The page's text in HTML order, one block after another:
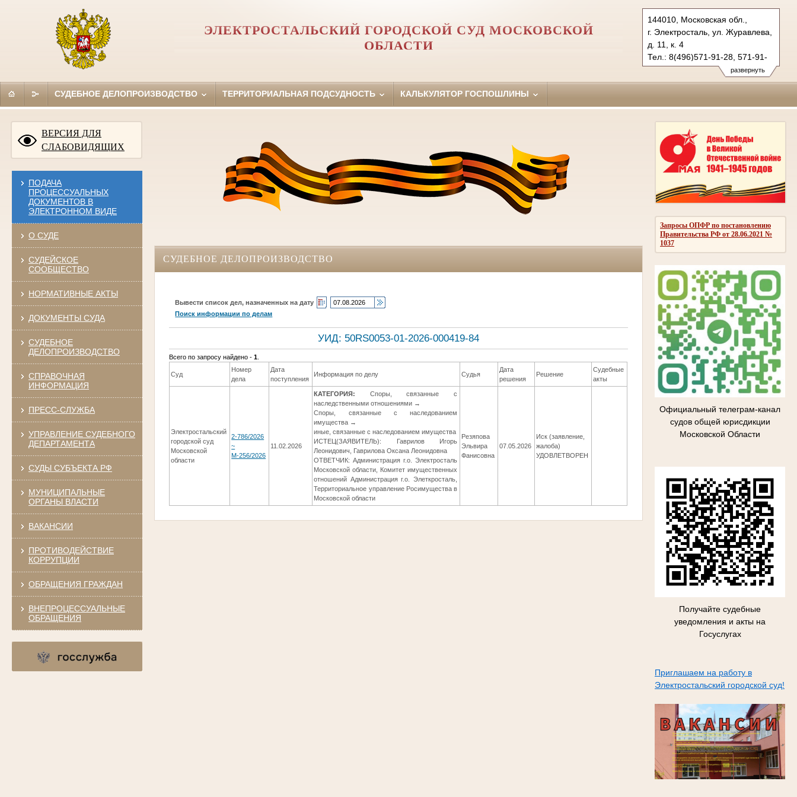
развернуть
144010, Московская обл.,
г. Электросталь, ул. Журавлева,
д. 11, к. 4
Тел.: 8(496)571-91-28, 571-91-
20 (ф.)
elektrostal.mo@sudrf.ru
ЭЛЕКТРОСТАЛЬСКИЙ ГОРОДСКОЙ СУД МОСКОВСКОЙ
ОБЛАСТИ
СУДЕБНОЕ ДЕЛОПРОИЗВОДСТВО ТЕРРИТОРИАЛЬНАЯ ПОДСУДНОСТЬ КАЛЬКУЛЯТОР ГОСПОШЛИНЫ
ВЕРСИЯ ДЛЯ
СЛАБОВИДЯЩИХ
ПОДАЧА
ПРОЦЕССУАЛЬНЫХ
ДОКУМЕНТОВ В
ЭЛЕКТРОННОМ ВИДЕ
О СУДЕ
СУДЕЙСКОЕ
СООБЩЕСТВО
НОРМАТИВНЫЕ АКТЫ
ДОКУМЕНТЫ СУДА
СУДЕБНОЕ
ДЕЛОПРОИЗВОДСТВО
СПРАВОЧНАЯ
ИНФОРМАЦИЯ
ПРЕСС-СЛУЖБА
УПРАВЛЕНИЕ СУДЕБНОГО
ДЕПАРТАМЕНТА
СУДЫ СУБЪЕКТА РФ
МУНИЦИПАЛЬНЫЕ
ОРГАНЫ ВЛАСТИ
ВАКАНСИИ
ПРОТИВОДЕЙСТВИЕ
КОРРУПЦИИ
ОБРАЩЕНИЯ ГРАЖДАН
ВНЕПРОЦЕССУАЛЬНЫЕ
ОБРАЩЕНИЯ
Запросы ОПФР по постановлению
Правительства РФ от 28.06.2021 №
1037
Официальный телеграм-канал
судов общей юрисдикции
Московской Области
Получайте судебные
уведомления и акты на
Госуслугах
Приглашаем на работу в
Электростальский городской суд!
СУДЕБНОЕ ДЕЛОПРОИЗВОДСТВО
Вывести список дел, назначенных на дату
Поиск информации по делам
УИД: 50RS0053-01-2026-000419-84
Всего по запросу найдено -1
Суд
Номер
дела
Дата
поступления
Информация по делу Судья
Дата
решения
Решение
Судебные
акты
Электростальский
городской суд
Московской
области
2-786/2026
~
М-256/2026
11.02.2026
КАТЕГОРИЯ: Споры, связанные с
наследственными отношениями →
Споры, связанные с наследованием
имущества →
иные, связанные с наследованием имущества
ИСТЕЦ(ЗАЯВИТЕЛЬ): Гаврилов Игорь
Леонидович, Гаврилова Оксана Леонидовна
ОТВЕТЧИК: Администрация г.о. Электросталь
Московской области, Комитет имущественных
отношений Администрация г.о. Элеткросталь,
Территориальное управление Росимущества в
Московской области
Резяпова
Эльвира
Фанисовна
07.05.2026
Иск (заявление,
жалоба)
УДОВЛЕТВОРЕН